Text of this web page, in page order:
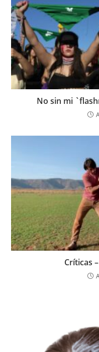
No sin mi
Críticas